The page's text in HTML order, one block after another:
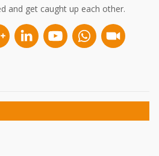
and get caught up each other.